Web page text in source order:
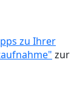
zu Ihrer
zur